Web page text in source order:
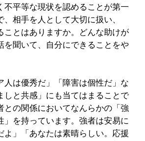
不平等な現状を認めることが第一
相手を人として大切に扱い、
ことはありますか。どんな助けが
を聞いて、自分にできることをや
は優秀だ」「障害は個性だ」な
しと共感」にも当てはまることで
との関係においてなんらかの「強
」を持っています。強者は安易に
よ」「あなたは素晴らしい。応援